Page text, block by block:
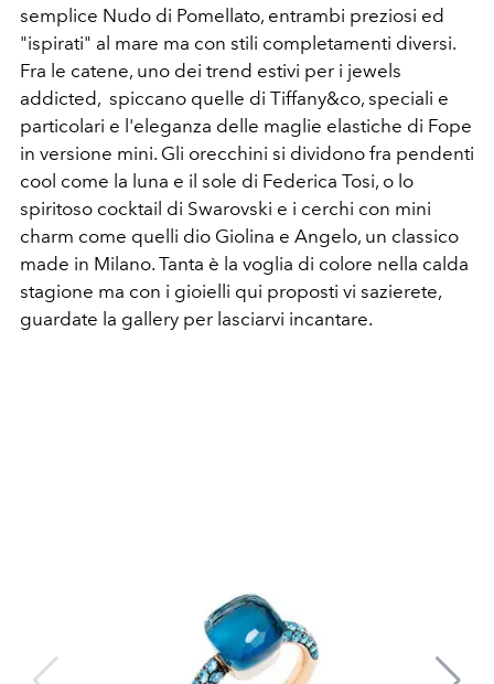
semplice Nudo di Pomellato, entrambi preziosi ed
"ispirati" al mare ma con stili completamenti diversi.
Fra le catene, uno dei trend estivi per i jewels
addicted, spiccano quelle di Tiffany&co, speciali e
particolari e l'eleganza delle maglie elastiche di Fope
in versione mini. Gli orecchini si dividono fra pendenti
cool come la luna e il sole di Federica Tosi, o lo
spiritoso cocktail di Swarovski e i cerchi con mini
charm come quelli dio Giolina e Angelo, un classico
made in Milano. Tanta è la voglia di colore nella calda
stagione ma con i gioielli qui proposti vi sazierete,
guardate la gallery per lasciarvi incantare.